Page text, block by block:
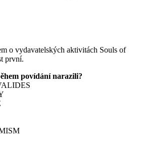
o vydavatelských aktivitách Souls of
první.
povídání narazili?